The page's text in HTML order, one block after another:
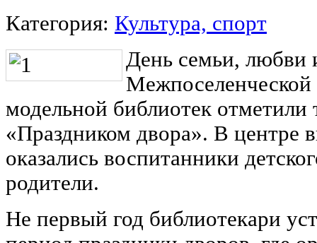
Категория: Культура, спорт
День семьи, любви
Межпоселенческой
модельной библиотек
«Праздником двора». В центре
оказались воспитанники
родители.
Не первый год библиотекари